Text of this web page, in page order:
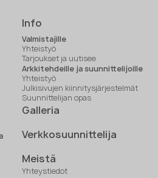
Info
Valmistajille
Yhteistyö
Tarjoukset ja uutisee
Arkkitehdeille ja suunnittelijoille
Yhteistyö
Julkisivujen kiinnitysjärjestelmät
Suunnittelijan opas
Galleria
Verkkosuunnittelija
Meistä
Yhteystiedot